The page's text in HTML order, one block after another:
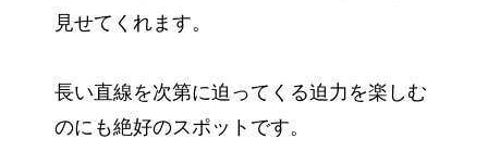
見せてくれます。
長い直線を次第に迫ってくる迫力を楽しむ
のにも絶好のスポットです。